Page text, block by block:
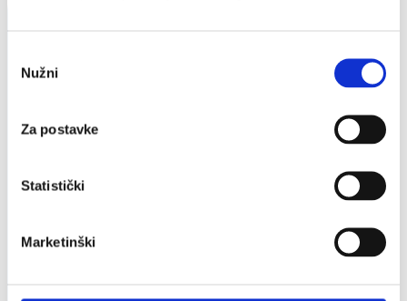
pristanka
Nužni
Za postavke
Statistički
Marketinški